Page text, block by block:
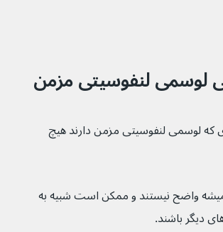
لوسمی لنفوسیتی مزمن
که لوسمی لنفوسیتی مزمن دارند هیچ
واضح نیستند و ممکن است شبیه به